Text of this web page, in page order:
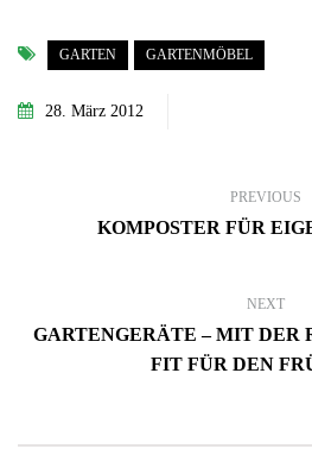
GARTEN GARTENMÖBEL
28. März 2012
PREVIOUS
KOMPOSTER FÜR
NEXT
GARTENGERÄTE – MIT DER
FIT FÜR DEN